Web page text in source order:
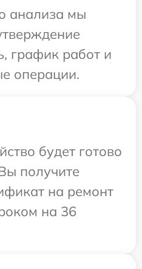
анализа мы
график работ и
операции.
будет готово
получите
на ремонт
на 36